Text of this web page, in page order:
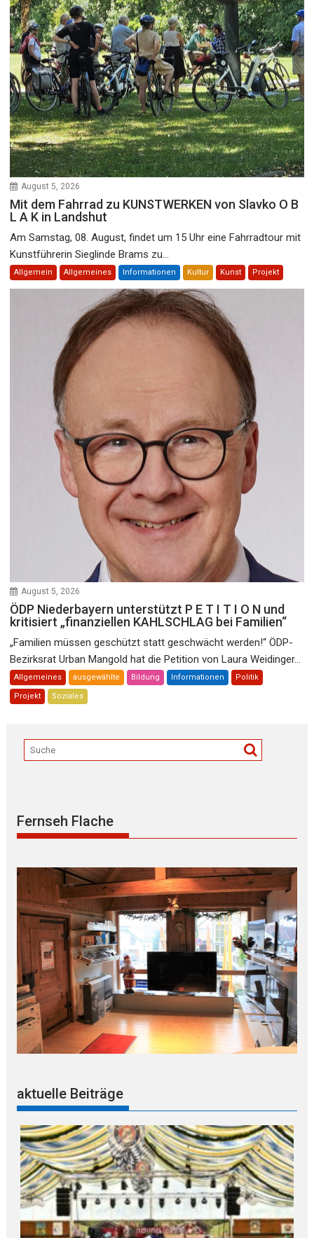
August 5, 2026
Mit dem Fahrrad zu KUNSTWERKEN von Slavko O B
L A K in Landshut
Am Samstag, 08. August, findet um 15 Uhr eine Fahrradtour mit
Kunstführerin Sieglinde Brams zu...
Allgemein Allgemeines Informationen Kultur Kunst Projekt
August 5, 2026
ÖDP Niederbayern unterstützt P E T I T I O N und
kritisiert „finanziellen KAHLSCHLAG bei Familien“
„Familien müssen geschützt statt geschwächt werden!“ ÖDP-
Bezirksrat Urban Mangold hat die Petition von Laura Weidinger...
Allgemeines ausgewählte Bildung Informationen Politik
Projekt Soziales
Fernseh Flache
aktuelle Beiträge